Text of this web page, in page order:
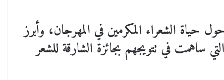
الشعراء المكرمين في المهرجان، وأبرز
ساهمت في تتويجهم بجائزة الشارقة للشعر